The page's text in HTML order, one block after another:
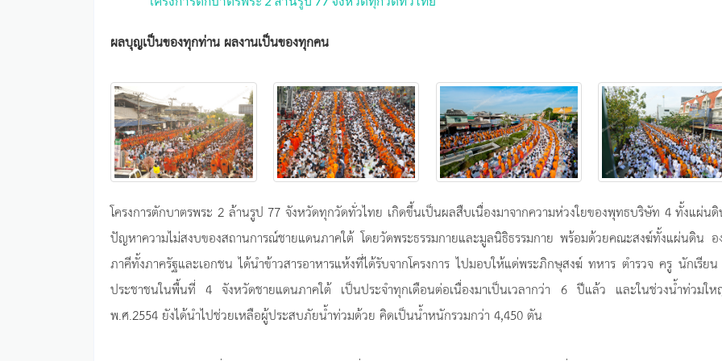
ผลบุญเป็นของทุกท่าน ผลงานเป็นของทุกคน
โครงการตักบาตรพระ 2 ล้านรูป 77 จังหวัดทุกวัดทั่วไทย เกิดขึ้นเป็นผลสืบเนื่องมาจากความห่วงใยของพุทธบริษัท 4 ทั้งแผ่น
ปัญหาความไม่สงบของสถานการณ์ชายแดนภาคใต้ โดยวัดพระธรรมกายและมูลนิธิธรรมกาย พร้อมด้วยคณะสงฆ์ทั้งแผ่นดิน อ
ภาคีทั้งภาครัฐและเอกชน ได้นำข้าวสารอาหารแห้งที่ได้รับจากโครงการ ไปมอบให้แด่พระภิกษุสงฆ์ ทหาร ตำรวจ ครู นักเรีย
ประชาชนในพื้นที่ 4 จังหวัดชายแดนภาคใต้ เป็นประจำทุกเดือนต่อเนื่องมาเป็นเวลากว่า 6 ปีแล้ว และในช่วงน้ำท่วม
พ.ศ.2554 ยังได้นำไปช่วยเหลือผู้ประสบภัยน้ำท่วมด้วย คิดเป็นน้ำหนักรวมกว่า 4,450 ตัน